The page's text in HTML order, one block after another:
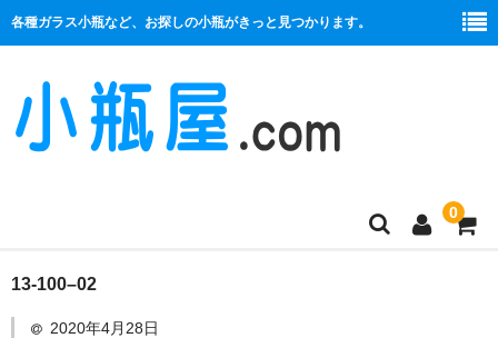
各種ガラス小瓶など、お探しの小瓶がきっと見つかります。
0
商品一覧
絞り口
13-100–02
2020年4月28日